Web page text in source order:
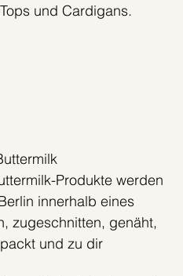
und Cardigans.
Produkte werden
innerhalb eines
zugeschnitten, genäht,
und zu dir